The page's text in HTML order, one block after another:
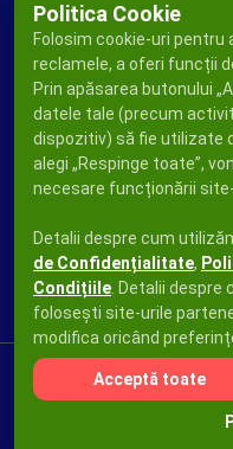
Copyright © 2026Ad
Politica Cookie
Folosim cookie-uri
reclamele, a oferi funcții
Prin apăsarea butonului
datele tale (precum
dispozitiv) să fie utilizate
alegi „Respinge toate”,
necesare funcționării site-
Detalii despre cum
de Confidențialitate,
Condițiile . Detalii
folosești site-urile
modifica oricând
Acceptă toate